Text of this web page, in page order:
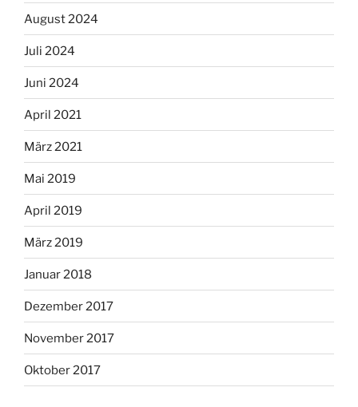
August 2024
Juli 2024
Juni 2024
April 2021
März 2021
Mai 2019
April 2019
März 2019
Januar 2018
Dezember 2017
November 2017
Oktober 2017